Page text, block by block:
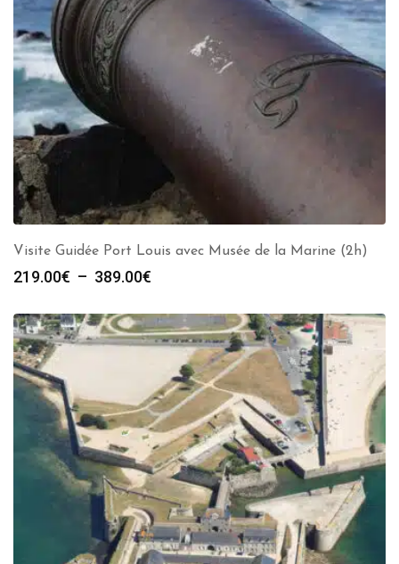
Visite Guidée Port Louis avec Musée de la Marine (2h)
219.00€ – 389.00€
prix :
219.00€
389.00€